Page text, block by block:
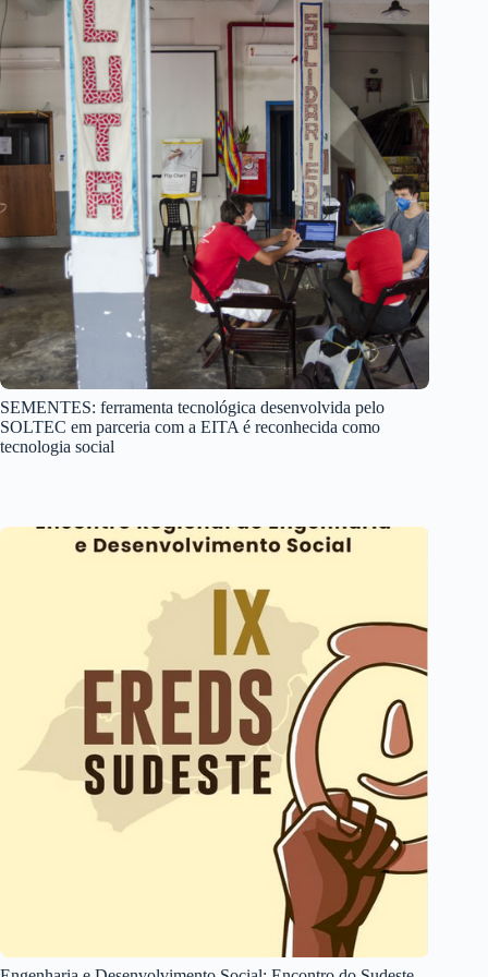
SEMENTES: ferramenta tecnológica desenvolvida pelo
SOLTEC em parceria com a EITA é reconhecida como
tecnologia social